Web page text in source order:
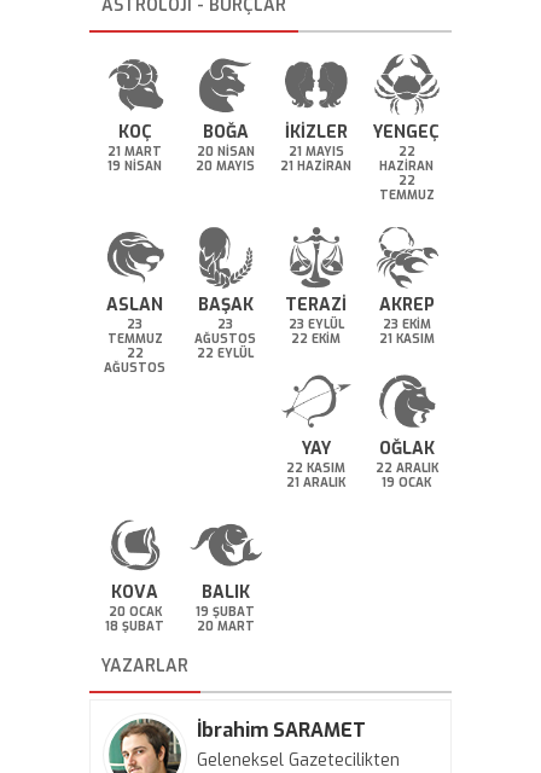
ASTROLOJİ - BURÇLAR
KOÇ
21 MART
19 NİSAN
BOĞA
20 NİSAN
20 MAYIS
İKİZLER
21 MAYIS
21 HAZİRAN
YENGEÇ
22
HAZİRAN
22
TEMMUZ
ASLAN
23
TEMMUZ
22
AĞUSTOS
BAŞAK
23
AĞUSTOS
22 EYLÜL
TERAZİ
23 EYLÜL
22 EKİM
AKREP
23 EKİM
21 KASIM
YAY
22 KASIM
21 ARALIK
OĞLAK
22 ARALIK
19 OCAK
KOVA
20 OCAK
18 ŞUBAT
BALIK
19 ŞUBAT
20 MART
YAZARLAR
İbrahim SARAMET
Geleneksel Gazetecilikten